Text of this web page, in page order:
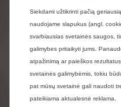
Laikas
ELO lengvai
erdvę. Du
bagažinėje,
sekundes…
sumaniai
jauki aplinkos
Siekdami užtikrinti pačią
naudojame slapukus (angl.
svarbiausias svetainės saugos,
galimybes pritaikyti jums.
atpažinimą ar paieškos
svetainės galimybėmis, tokiu
pat mūsų svetainė gali naudoti
pateikiama aktualesnė reklama.